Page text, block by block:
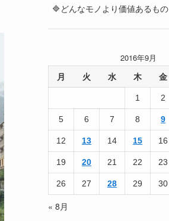
🔷どんなモノより価値あるもの
2016年9月
月 火 水 木 金
1 2
5 6 7 8 9
12 13 14 15 16
19 20 21 22 23
26 27 28 29 30
« 8月